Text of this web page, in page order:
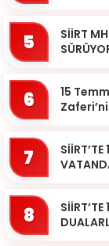
5
SİİRT
6
15
7
8
SİİRT’TE